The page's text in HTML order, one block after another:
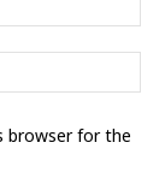
browser for the